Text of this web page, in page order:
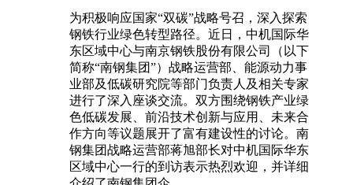
为积极响应国家“双碳”战略号召，深入探索
钢铁行业绿色转型路径。近日，中机国际华
东区域中心与南京钢铁股份有限公司（以下
简称“南钢集团”）战略运营部、能源动力事
业部及低碳研究院等部门负责人及相关专家
进行了深入座谈交流。双方围绕钢铁产业绿
色低碳发展、前沿技术创新与应用、未来合
作方向等议题展开了富有建设性的讨论。南
钢集团战略运营部蒋旭部长对中机国际华东
区域中心一行的到访表示热烈欢迎，并详细